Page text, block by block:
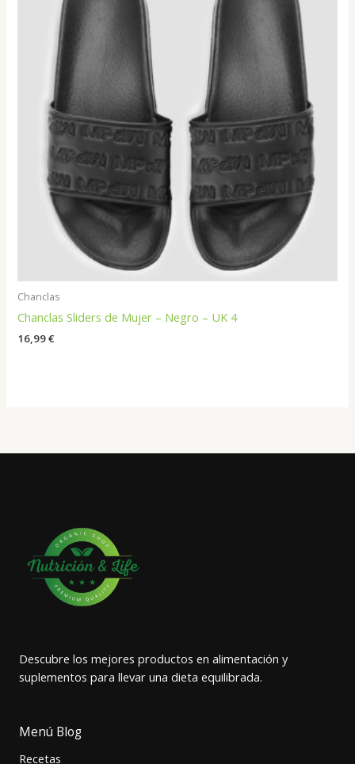
Chanclas
Chanclas Sliders de Mujer – Negro – UK 4
16,99€
Descubre los mejores productos en alimentación y
suplementos para llevar una dieta equilibrada.
Menú Blog
Recetas